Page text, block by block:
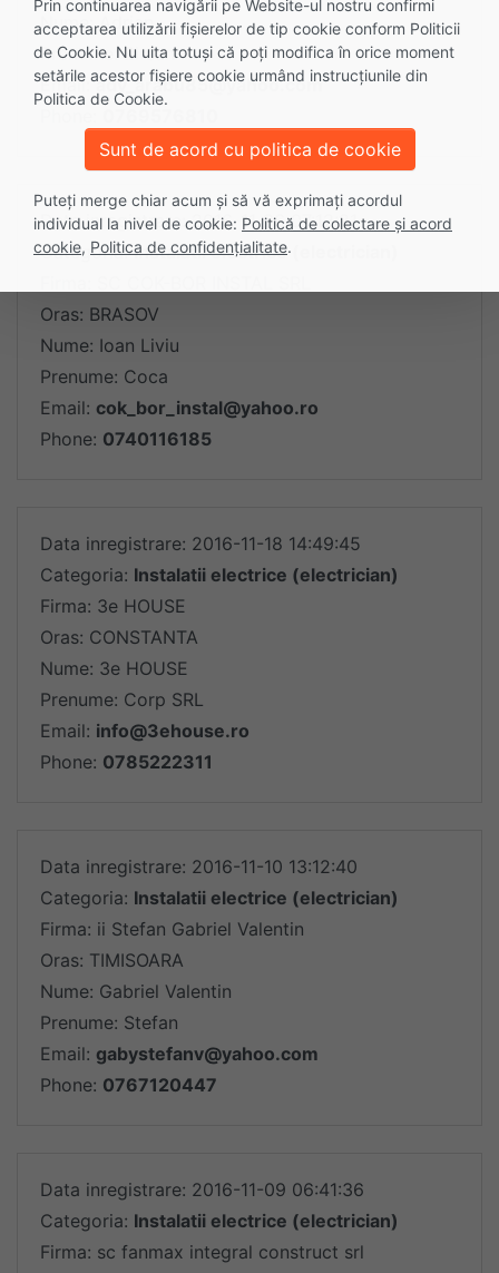
Nume: Adrian
Prenume: Birsan
Email:ady_arabu85@yahoo.com
Data inregistrare: 2016-11-26 07:12:21
Categoria:Instalatii electrice (electrician)
Oras: BRASOV
Nume: Ioan Liviu
Prenume: Coca
Email: cok_bor_instal@yahoo.ro
Phone: 0740116185
Data inregistrare: 2016-11-18 14:49:45
Categoria: Instalatii electrice (electrician)
Firma: 3e HOUSE
Oras: CONSTANTA
Nume: 3e HOUSE
Prenume: Corp SRL
Email: info@3ehouse.ro
Phone: 0785222311
Data inregistrare: 2016-11-10 13:12:40
Categoria: Instalatii electrice (electrician)
Firma: ii Stefan Gabriel Valentin
Oras: TIMISOARA
Nume: Gabriel Valentin
Prenume: Stefan
Email: gabystefanv@yahoo.com
Phone: 0767120447
Data inregistrare: 2016-11-09 06:41:36
Categoria: Instalatii electrice (electrician)
Firma: sc fanmax integral construct srl
Prin continuarea navigării pe Website-ul nostru confirmi
acceptarea utilizării fişierelor de tip cookie conform Politicii
de Cookie. Nu uita totuși că poți modifica în orice moment
setările acestor fişiere cookie urmând instrucțiunile din
Politica de Cookie.
Sunt de acord cu politica de cookie
Puteți merge chiar acum și să vă exprimați acordul
individual la nivel de cookie: Politică de colectare și acord
cookie, Politica de confidențialitate.